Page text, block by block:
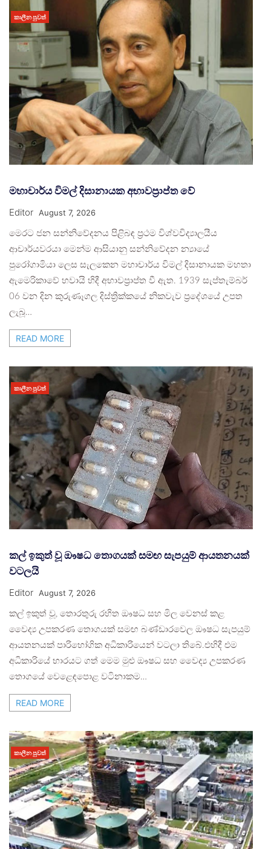
කාලීන පුවත්
මහාචාර්ය විමල් දිසානායක අභාවප්‍රාප්ත වේ
Editor August 7, 2026
මෙරට ජන සන්නිවේදනය පිළිබඳ ප්‍රථම විශ්වවිද්‍යාලයීය
ආචාර්යවරයා මෙන්ම ආසියානු සන්නිවේදන න්‍යායේ
පුරෝගාමියා ලෙස සැලකෙන මහාචාර්ය විමල් දිසානායක මහතා
ඇමෙරිකාවේ හවායි හිදී අභාවප්‍රාප්ත වී ඇත. 1939 සැප්තැම්බර්
06 වන දින කුරුණෑගල දිස්ත්‍රික්කයේ නිකවැව ප්‍රදේශයේ උපත
ලැබූ…
READ MORE
කාලීන පුවත්
කල් ඉකුත් වූ ඖෂධ තොගයක් සමඟ සැපයුම් ආයතනයක්
වටලයි
Editor August 7, 2026
කල් ඉකුත් වූ, තොරතුරු රහිත ඖෂධ සහ මිල වෙනස් කළ
වෛද්‍ය උපකරණ තොගයක් සමඟ බණ්ඩාරවෙල ඖෂධ සැපයුම්
ආයතනයක් පාරිභෝගික අධිකාරියෙන් වටලා තිබේ.එහිදී එම
අධිකාරියේ භාරයට ගත් මෙම මුළු ඖෂධ සහ වෛද්‍ය උපකරණ
තොගයේ වෙළෙඳපොළ වටිනාකම…
READ MORE
කාලීන පුවත්